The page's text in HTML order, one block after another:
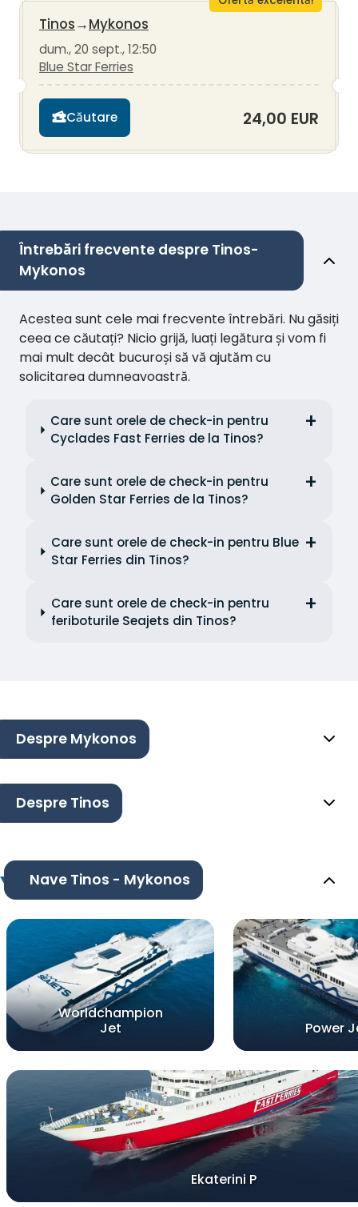
Tinos→Mykonos
dum., 20 sept., 12:50
Blue Star Ferries
Căutare 24,00 EUR
Întrebări frecvente despre Tinos-
Mykonos
Acestea sunt cele mai frecvente întrebări. Nu găsiți
ceea ce căutați? Nicio grijă, luați legătura și vom fi
mai mult decât bucuroși să vă ajutăm cu
solicitarea dumneavoastră.
Care sunt orele de check-in pentru
Cyclades Fast Ferries de la Tinos?
Care sunt orele de check-in pentru
Golden Star Ferries de la Tinos?
Care sunt orele de check-in pentru Blue
Star Ferries din Tinos?
Care sunt orele de check-in pentru
feriboturile Seajets din Tinos?
Despre Mykonos
Despre Tinos
Nave Tinos - Mykonos
Worldchampion
Jet
Power
Ekaterini P